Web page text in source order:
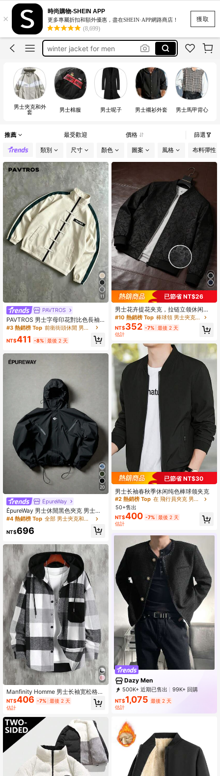
獲取
×
時尚購物-SHEIN APP
更多專屬折扣和額外優惠，盡在SHEIN·APP網路商店！
(8,699)
ダウンジャケット
jacket for men
winter jacket for men
ダウンジャケット メンズ
男士夾克和外
套 男士棉服 男士呢子 男士襯衫外套 男士馬甲背心
推薦 最受歡迎 價格 篩選
類別 尺寸 顏色 圖案 風格 布料彈性
11
PAVTROS
PAVTROS 男士字母印花對比色長袖
盤扣夾克
#3 熱銷榜 Top 前衛街頭休閒 男士夾克和外套
NT$411 -8% 最後 2 天
20
ÉpureWay
ÉpureWay 男士休閒黑色夾克 男士機
能風雨衣 Y2k風格夾克 男士防風夾克
機能風夾克,防風衣/戶外防風衣,派克
大衣,寬鬆,冬季夾克,街頭風
#4 熱銷榜 Top 全部 男士夾克和外套
NT$696
Manfinity Homme 男士长袖宽松格纹
抽绳连帽外套，休闲外出外套，送给
朋友、丈夫、男友的礼物，秋冬季
NT$406 -7% 最後 2 天
估計
已節省 NT$26
男士花卉提花夹克，拉链立领休闲夹
克，复古黑色图案外套
#10 熱銷榜 Top 棒球領 男士夾克和外套
NT$352 -7% 最後 2 天
估計
已節省 NT$30
男士长袖春秋季休闲纯色棒球领夹克
#2 熱銷榜 Top
在 飛行員夾克 男士外套
50+售出
NT$400 -7% 最後 2 天
估計
Dazy Men
500K+ 近期已售出
99K+ 回購
141K 訂閱
NT$1,075 最後 2 天
估計